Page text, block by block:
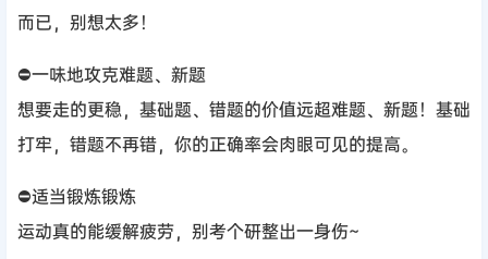
而已，别想太多！
⛔一味地攻克难题、新题
想要走的更稳，基础题、错题的价值远超难题、新题！基础
打牢，错题不再错，你的正确率会肉眼可见的提高。
⛔适当锻炼锻炼
运动真的能缓解疲劳，别考个研整出一身伤~